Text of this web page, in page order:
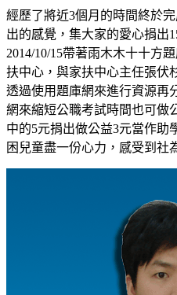
經歷了將近3個月的時間終於
出的感覺，集大家的愛心捐出
2014/10/15帶著雨木木十十方
扶中心，與家扶中心主任張伏
透過使用題庫網來進行資源再
網來縮短公職考試時間也可做
中的5元捐出做公益3元當作助
困兒童盡一份心力，感受到社